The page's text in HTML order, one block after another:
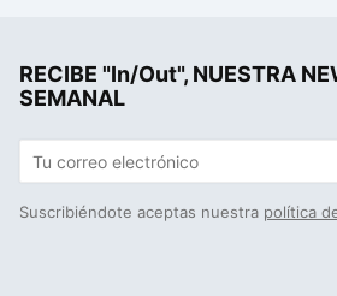
RECIBE "In/Out", NUESTRA
SEMANAL
Suscribiéndote aceptas nuestra política